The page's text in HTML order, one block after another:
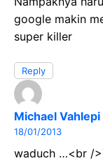
google makin
super killer
Reply
Michael Vahlepi
18/01/2013
waduch …<br /